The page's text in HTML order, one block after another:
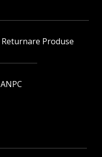
Returnare Produse
ANPC